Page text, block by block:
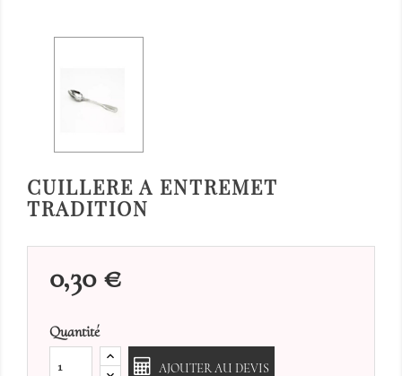
CUILLERE A ENTREMET
TRADITION
0,30 €
Quantité
AJOUTER AU DEVIS